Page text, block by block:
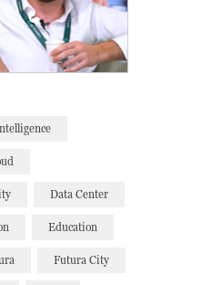
Data Center
Education
Futura City